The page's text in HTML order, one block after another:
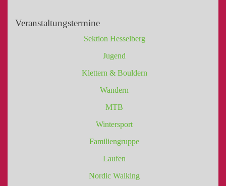
Veranstaltungstermine
Sektion Hesselberg
Jugend
Klettern & Bouldern
Wandern
MTB
Wintersport
Familiengruppe
Laufen
Nordic Walking